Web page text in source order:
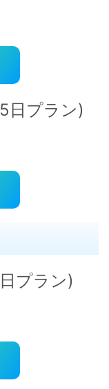
日プラン)
プラン)